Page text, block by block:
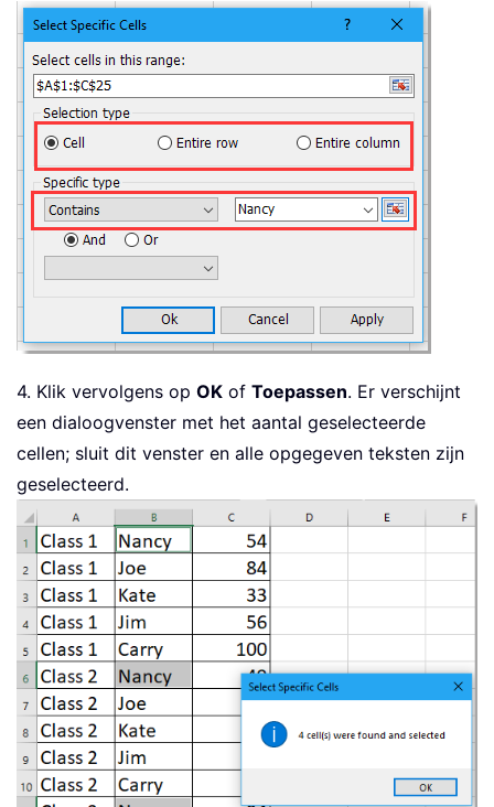
4. Klik vervolgens op OK of Toepassen. Er verschijnt
een dialoogvenster met het aantal geselecteerde
cellen; sluit dit venster en alle opgegeven teksten zijn
geselecteerd.